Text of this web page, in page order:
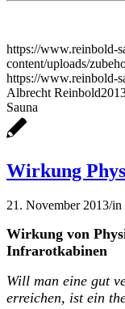
https://www.reinbold-
content/uploads/
https://www.reinbold-
Albrecht Reinbold
Sauna
Wirkung
21. November 2013/in
Wirkung von
Infrarotkabinen
Will man eine gut
erreichen, ist ein